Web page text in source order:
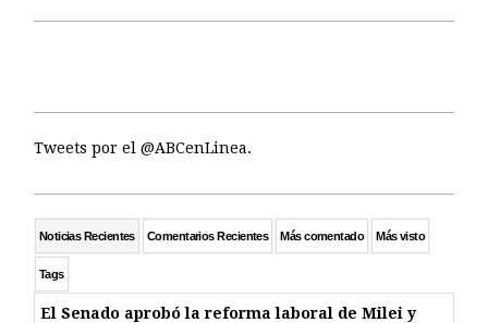
Tweets por el @ABCenLinea.
Noticias Recientes Comentarios Recientes Más comentado Más visto
Tags
El Senado aprobó la reforma laboral de Milei y